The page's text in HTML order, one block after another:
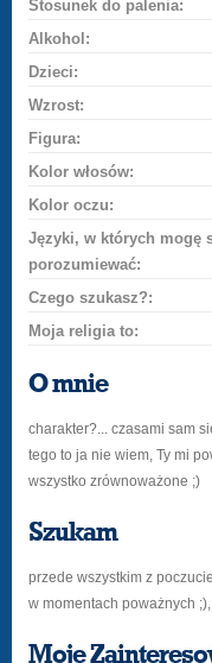
Stosunek do palenia:
Alkohol:
Dzieci:
Wzrost:
Figura:
Kolor włosów:
Kolor oczu:
Języki, w których mogę
porozumiewać:
Czego szukasz?:
Moja religia to:
O mnie
charakter?... czasami sam
tego to ja nie wiem, Ty mi
wszystko zrównoważone ;)
Szukam
przede wszystkim z
w momentach poważnych
Moje